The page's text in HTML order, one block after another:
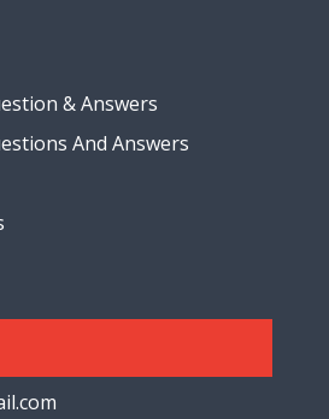
& Answers
And Answers